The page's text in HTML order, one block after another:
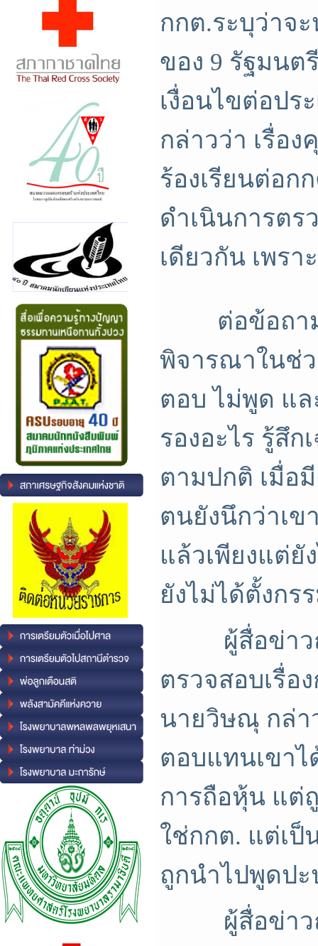
กกต.ระบุว่าจ
ของ 9 รัฐมนต
เงื่อนไขต่อปร
กล่าวว่า เรื่อ
ร้องเรียนต่อก
ดำเนินการตร
เดียวกัน เพร
ต่อข้อถามที่
พิจารณาในช่
ตอบ ไม่พูด แล
รองอะไร รู้สึ
ตามปกติ เมื่อ
ตนยังนึกว่าเข
แล้วเพียงแต่ยั
ยังไม่ได้ตั้งกร
ผู้สื่อข่าวถา
ตรวจสอบเรื่อ
นายวิษณุ กล่า
ตอบแทนเขา
การถือหุ้น แต่
ใช่กกต. แต่เ
ถูกนำไปพูดป
ผู้สื่อข่าวถา